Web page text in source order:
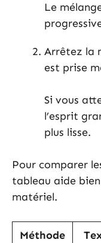
Le
Arrêtez la
est prise
Si vous
l’esprit
plus lisse.
Pour comparer
tableau aide
matériel.
Méthode